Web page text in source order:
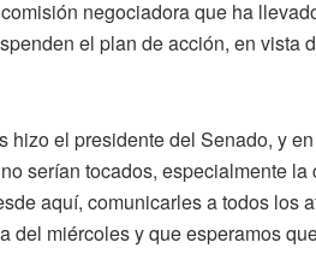
negociadora que ha
el plan de acción, en vista
hizo el presidente del Senado, y
serían tocados, especialmente
aquí, comunicarles a todos los
del miércoles y que esperamos